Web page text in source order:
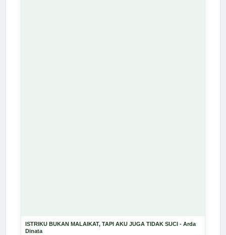
ISTRIKU BUKAN MALAIKAT, TAPI AKU JUGA TIDAK SUCI - Arda
Dinata